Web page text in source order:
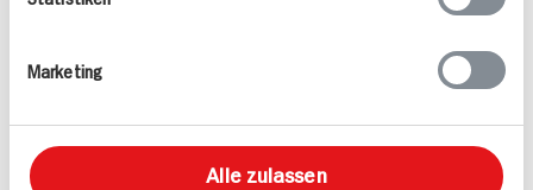
Marketing
Alle zulassen
Marktfinder